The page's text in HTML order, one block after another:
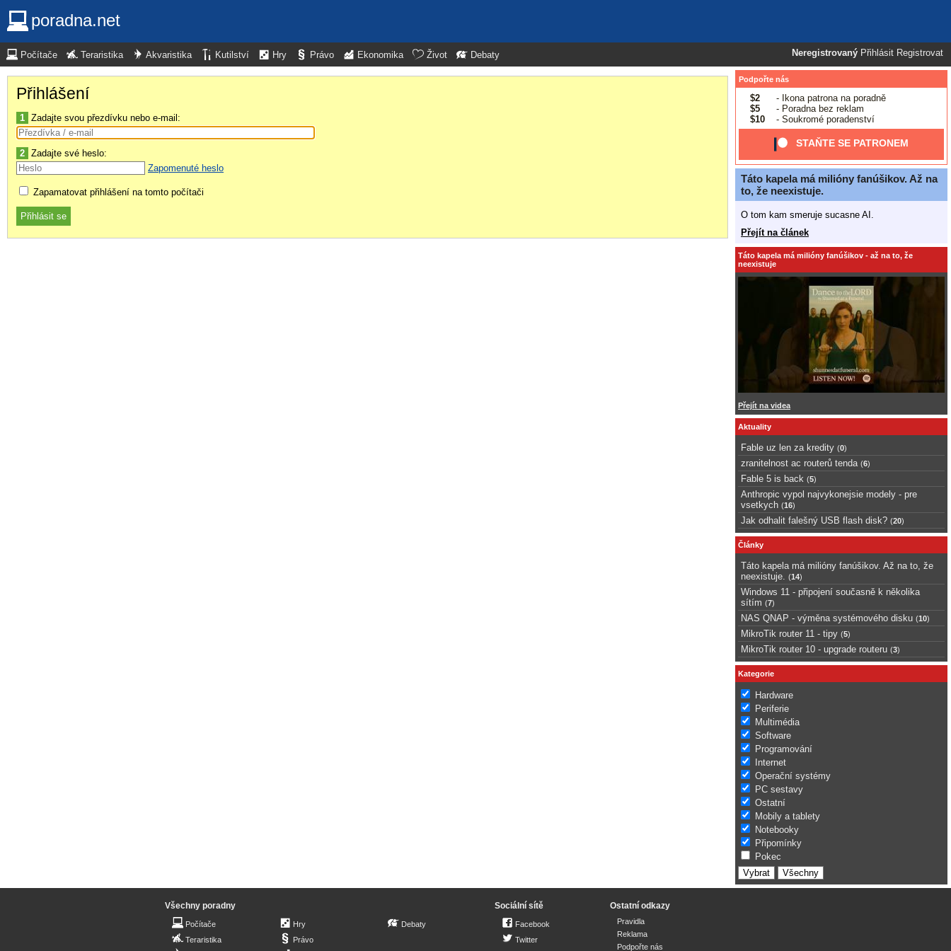
poradna.net
Neregistrovaný Přihlásit Registrovat
Počítače Teraristika Akvaristika Kutilství Hry Právo Ekonomika Život Debaty
Přihlášení
1 Zadajte svou přezdívku nebo e-mail:
2 Zadajte své heslo:
Zapomenuté heslo
Zapamatovat přihlášení na tomto počítači
Podpořte nás
$2
- Ikona patrona na poradně
$5
- Poradna bez reklam
$10
- Soukromé poradenství
STAŇTE SE PATRONEM
Táto kapela má milióny fanúšikov. Až na
to, že neexistuje.
O tom kam smeruje sucasne AI.
Přejít na článek
Táto kapela má milióny fanúšikov - až na to, že
neexistuje
Přejít na videa
Aktuality
Fable uz len za kredity (0)
zranitelnost ac routerů tenda (6)
Fable 5 is back (5)
Anthropic vypol najvykonejsie modely - pre
vsetkych (16)
Jak odhalit falešný USB flash disk? (20)
Články
Táto kapela má milióny fanúšikov. Až na to, že
neexistuje.
(14)
Windows 11 - připojení současně k několika
sítím (7)
NAS QNAP - výměna systémového disku (10)
MikroTik router 11 - tipy (5)
MikroTik router 10 - upgrade routeru (3)
Kategorie
Hardware
Periferie
Multimédia
Software
Programování
Internet
Operační systémy
PC sestavy
Ostatní
Mobily a tablety
Notebooky
Připomínky
Pokec
Všechny poradny
Počítače
Teraristika
Hry
Právo
Debaty
Sociální sítě
Facebook
Twitter
Ostatní odkazy
Pravidla
Reklama
Podpořte nás